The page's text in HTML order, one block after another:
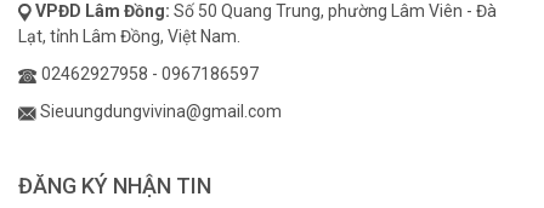
VPĐD Lâm Đồng: Số 50 Quang Trung, phường Lâm Viên - Đà
Lạt, tỉnh Lâm Đồng, Việt Nam.
02462927958 - 0967186597
Sieuungdungvivina@gmail.com
ĐĂNG KÝ NHẬN TIN